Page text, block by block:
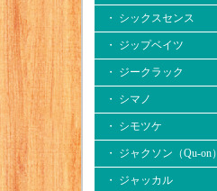
・ シックスセンス
・ ジップベイツ
・ ジークラック
・ シマノ
・ シモツケ
・ ジャクソン（Qu-on）
・ ジャッカル